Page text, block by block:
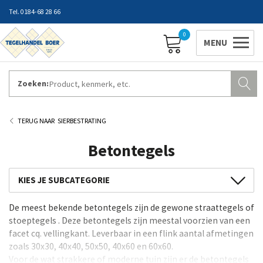
0184-68 28 66
0
Zoeken:
ZAKELIJK INLOGGEN
SIERBESTRATING
Betontegels
GeoCeramica
GeoProArte®
Keramische Tuintegels
Tuintegels en terrastegels
De meest bekende betontegels zijn de gewone straattegels of
stoeptegels . Deze betontegels zijn meestal voorzien van een
facet cq. vellingkant. Leverbaar in een flink aantal afmetingen
zoals 30x30, 40x40, 50x50, 40x60 en 60x60.
Voor de wat strakkere of moderne tuin zijn er de betontegels